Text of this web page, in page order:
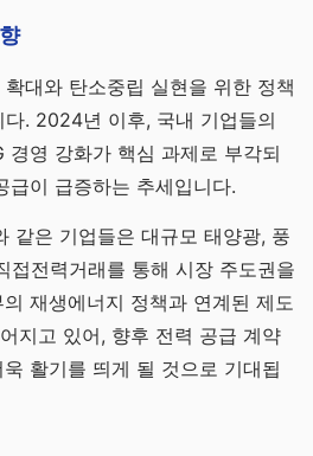
대와 탄소중립 실현을 위한 정책
. 2024년 이후, 국내 기업들의
경영 강화가 핵심 과제로 부각되
급이 급증하는 추세입니다.
같은 기업들은 대규모 태양광, 풍
접전력거래를 통해 시장 주도권을
재생에너지 정책과 연계된 제도
지고 있어, 향후 전력 공급 계약
활기를 띄게 될 것으로 기대됩